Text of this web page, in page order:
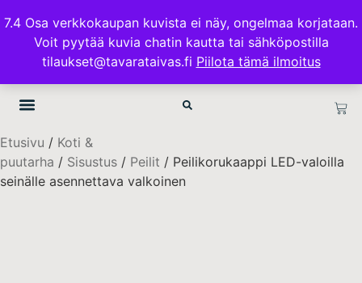
7.4 Osa verkkokaupan kuvista ei näy, ongelmaa korjataan.
Voit pyytää kuvia chatin kautta tai sähköpostilla
tilaukset@tavarataivas.fi Piilota tämä ilmoitus
ILMAINEN TOIMITUS 100€ TILAUKSISSA
TAVARATAIVAS.FI
Etusivu / Koti &
puutarha / Sisustus / Peilit / Peilikorukaappi LED-valoilla
seinälle asennettava valkoinen